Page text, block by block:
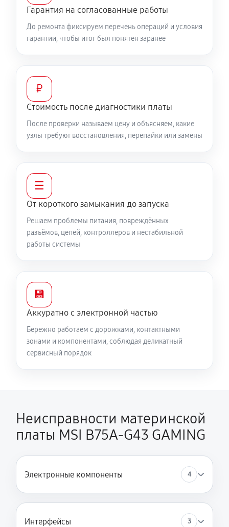
Гарантия на согласованные работы
До ремонта фиксируем перечень операций и условия
гарантии, чтобы итог был понятен заранее
₽
Стоимость после диагностики платы
После проверки называем цену и объясняем, какие
узлы требуют восстановления, перепайки или замены
☰
От короткого замыкания до запуска
Решаем проблемы питания, повреждённых
разъёмов, цепей, контроллеров и нестабильной
работы системы
💾
Аккуратно с электронной частью
Бережно работаем с дорожками, контактными
зонами и компонентами, соблюдая деликатный
сервисный порядок
Неисправности материнской
платы MSI B75A-G43 GAMING
Электронные компоненты 4
Интерфейсы 3